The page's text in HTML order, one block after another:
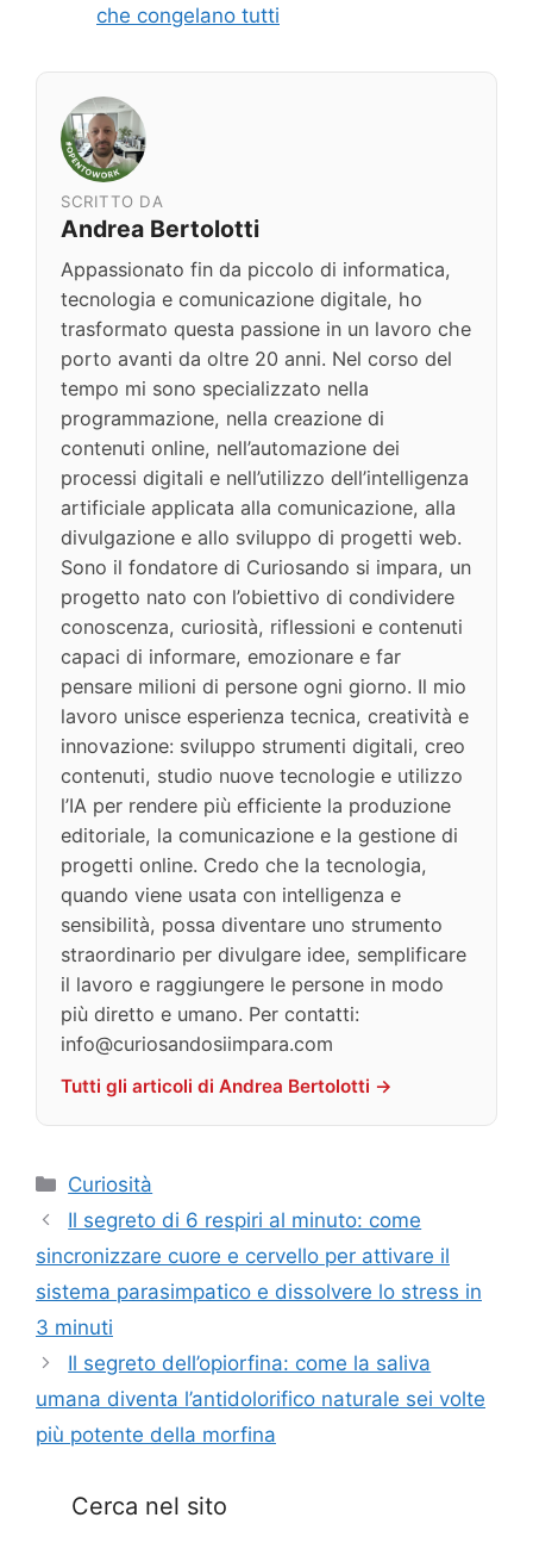
che congelano tutti
SCRITTO DA
Andrea Bertolotti
Appassionato fin da piccolo di informatica,
tecnologia e comunicazione digitale, ho
trasformato questa passione in un lavoro che
porto avanti da oltre 20 anni. Nel corso del
tempo mi sono specializzato nella
programmazione, nella creazione di
contenuti online, nell’automazione dei
processi digitali e nell’utilizzo dell’intelligenza
artificiale applicata alla comunicazione, alla
divulgazione e allo sviluppo di progetti web.
Sono il fondatore di Curiosando si impara, un
progetto nato con l’obiettivo di condividere
conoscenza, curiosità, riflessioni e contenuti
capaci di informare, emozionare e far
pensare milioni di persone ogni giorno. Il mio
lavoro unisce esperienza tecnica, creatività e
innovazione: sviluppo strumenti digitali, creo
contenuti, studio nuove tecnologie e utilizzo
l’IA per rendere più efficiente la produzione
editoriale, la comunicazione e la gestione di
progetti online. Credo che la tecnologia,
quando viene usata con intelligenza e
sensibilità, possa diventare uno strumento
straordinario per divulgare idee, semplificare
il lavoro e raggiungere le persone in modo
più diretto e umano. Per contatti:
info@curiosandosiimpara.com
Tutti gli articoli di Andrea Bertolotti →
Categorie
Curiosità
Il segreto di 6 respiri al minuto: come
sincronizzare cuore e cervello per attivare il
sistema parasimpatico e dissolvere lo stress in
3 minuti
Il segreto dell’opiorfina: come la saliva
umana diventa l’antidolorifico naturale sei volte
più potente della morfina
Cerca nel sito